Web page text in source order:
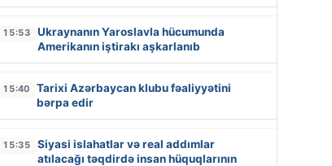
15:53
Ukraynanın Yaroslavla hücumunda
Amerikanın iştirakı aşkarlanıb
15:40
Tarixi Azərbaycan klubu fəaliyyətini
bərpa edir
15:35
Siyasi islahatlar və real addımlar
atılacağı təqdirdə insan hüquqlarının